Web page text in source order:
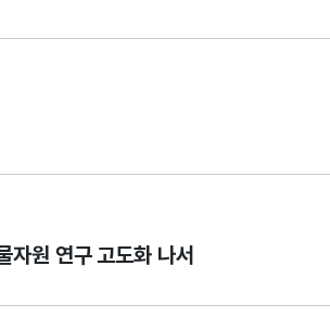
자원 연구 고도화 나서